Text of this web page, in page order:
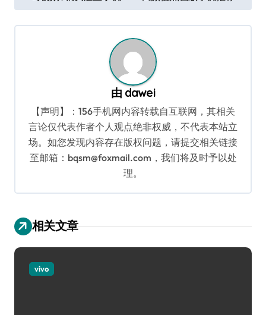
导
由 dawei
【声明】：156手机网内容转载自互联网，其相关
言论仅代表作者个人观点绝非权威，不代表本站立
场。如您发现内容存在版权问题，请提交相关链接
至邮箱：bqsm@foxmail.com，我们将及时予以处
理。
相关文章
vivo